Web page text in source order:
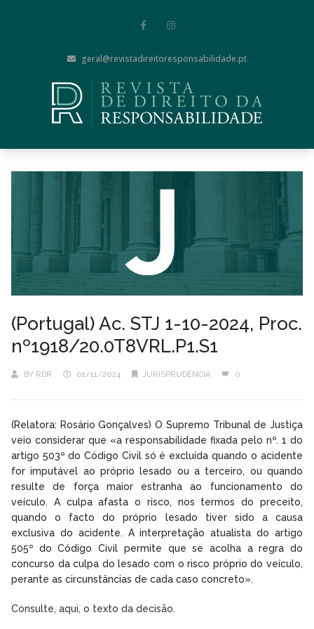
geral@revistadireitoresponsabilidade.pt
(Portugal) Ac. STJ 1-10-2024, Proc.
nº1918/20.0T8VRL.P1.S1
BY RDR 01/11/2024 JURISPRUDÊNCIA 0
(Relatora: Rosário Gonçalves) O Supremo Tribunal de Justiça
veio considerar que «a responsabilidade fixada pelo nº. 1 do
artigo 503º do Código Civil só é excluída quando o acidente
for imputável ao próprio lesado ou a terceiro, ou quando
resulte de força maior estranha ao funcionamento do
veículo. A culpa afasta o risco, nos termos do preceito,
quando o facto do próprio lesado tiver sido a causa
exclusiva do acidente. A interpretação atualista do artigo
505º do Código Civil permite que se acolha a regra do
concurso da culpa do lesado com o risco próprio do veículo,
perante as circunstâncias de cada caso concreto».
Consulte, aqui, o texto da decisão.